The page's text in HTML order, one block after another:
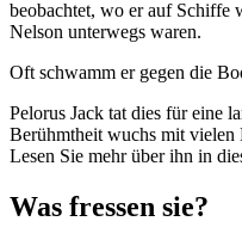
beobachtet, wo er auf Schiffe
Nelson unterwegs waren.
Oft schwamm er gegen die
Pelorus Jack tat dies für eine
Berühmtheit wuchs mit vielen
Lesen Sie mehr über ihn in
Was fressen sie?